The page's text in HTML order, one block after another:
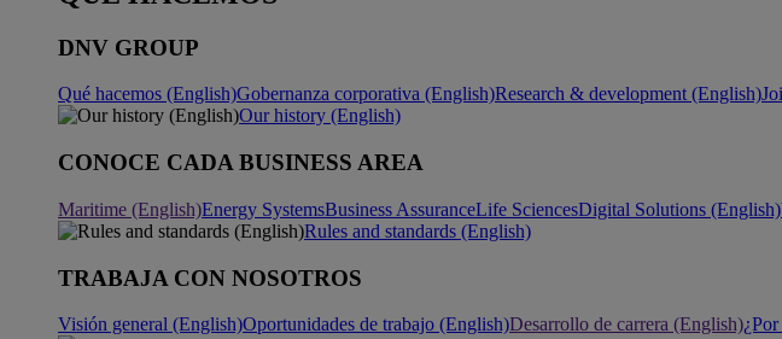
DNV GROUP
Qué hacemos (English)Gobernanza corporativa (English)Research & development (English)
Our history (English)
CONOCE CADA BUSINESS AREA
Maritime (English)Energy SystemsBusiness AssuranceLife SciencesDigital Solutions (English)
Rules and standards (English)
TRABAJA CON NOSOTROS
Visión general (English)Oportunidades de trabajo (English)Desarrollo de carrera (English)